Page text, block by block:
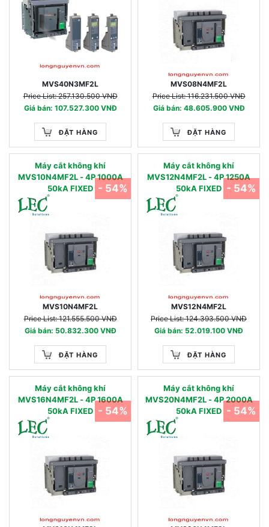
MVS40N3MF2L
Price List: 257.130.500 VNĐ
Giá bán: 107.527.300 VNĐ
ĐẶT HÀNG
MVS08N4MF2L
Price List: 116.231.500 VNĐ
Giá bán: 48.605.900 VNĐ
ĐẶT HÀNG
Máy cắt không khí
MVS10N4MF2L - 4P 1000A
50kA FIXED
MVS10N4MF2L
Price List: 121.555.500 VNĐ
Giá bán: 50.832.300 VNĐ
ĐẶT HÀNG
- 54%
Máy cắt không khí
MVS12N4MF2L - 4P 1250A
50kA FIXED
MVS12N4MF2L
Price List: 124.393.500 VNĐ
Giá bán: 52.019.100 VNĐ
ĐẶT HÀNG
- 54%
Máy cắt không khí
MVS16N4MF2L - 4P 1600A
50kA FIXED - 54%
Máy cắt không khí
MVS20N4MF2L - 4P 2000A
50kA FIXED - 54%